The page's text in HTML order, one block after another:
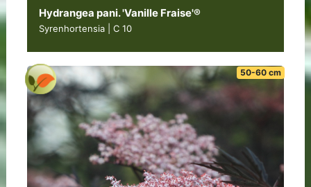
Hydrangea pani. 'Vanille Fraise'®
Syrenhortensia | C 10
50-60 cm